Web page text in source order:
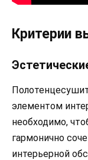
Критерии
элементом
необходимо,
гармонично
интерьерной